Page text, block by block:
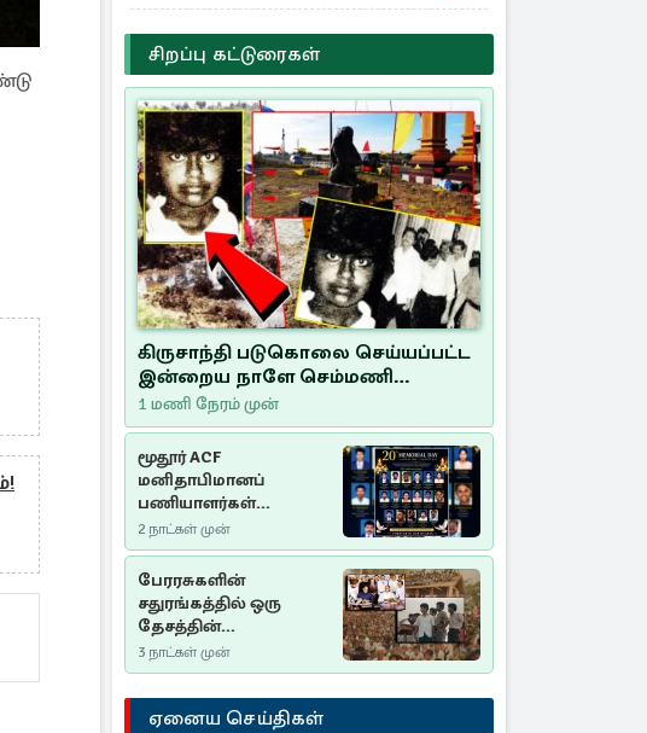
சிறப்பு கட்டுரைகள்
கிருசாந்தி படுகொலை செய்யப்பட்ட
இன்றைய நாளே செம்மணி
இனப்படுகொலை தினம்…!
1 மணி நேரம் முன்
மூதூர் ACF
மனிதாபிமானப்
பணியாளர்கள்
படுகொலை (2006): 20
ஆண்டுகளாகியும் நீதி
மறுக்கப்பட்ட
மனிதாபிமானப்
பேரவலம்
2 நாட்கள் முன்
பேரரசுகளின்
சதுரங்கத்தில் ஒரு
தேசத்தின்
தீர்க்கதரிசனம் :
சுதுமலை பிரகடனம்
ஒரு வரலாற்றுப் பாடம்
3 நாட்கள் முன்
ஏனைய செய்திகள்